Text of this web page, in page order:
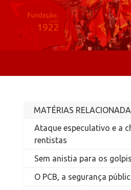
MATÉRIAS
Ataque especulativo e a
rentistas
Sem anistia para os
O PCB, a segurança